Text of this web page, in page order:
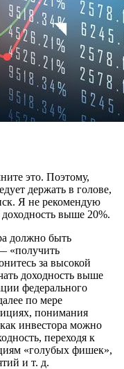
это. Поэтому,
держать в голове,
Я не рекомендую
выше 20%.
должно быть
«получить
за высокой
доходность выше
федерального
по мере
понимания
инвестора можно
переходя к
«голубых фишек»,
и т. д.